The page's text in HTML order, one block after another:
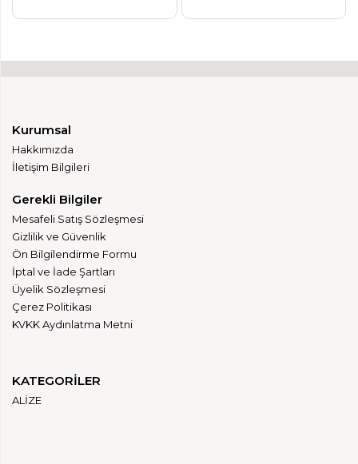
Kurumsal
Hakkımızda
İletişim Bilgileri
Gerekli Bilgiler
Mesafeli Satış Sözleşmesi
Gizlilik ve Güvenlik
Ön Bilgilendirme Formu
İptal ve İade Şartları
Üyelik Sözleşmesi
Çerez Politikası
KVKK Aydınlatma Metni
KATEGORİLER
ALİZE